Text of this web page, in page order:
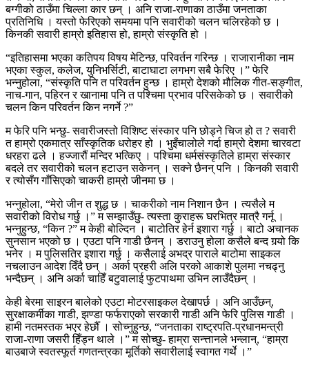
बग्गीको ठाउँमा चिल्ला कार छन् । अनि राजा-राणाका ठाउँमा जनताका
प्रतिनिधि । यस्तो फेरिएको समयमा पनि सवारीको चलन चलिरहेको छ ।
किनकी सवारी हाम्रो इतिहास हो, हाम्रो संस्कृति हो ।
“इतिहासमा भएका कतिपय विषय मेटिन्छ, परिवर्तन गरिन्छ । राजारानीका नाम
भएका स्कुल, कलेज, युनिभर्सिटी, बाटाघाटा लगभग सबै फेरिए ।” फेरि
भन्नुहोला, “संस्कृति पनि त परिवर्तन हुन्छ । हाम्रो देशको मौलिक गीत-सङ्गीत,
नाच-गान, पहिरन र खानामा पनि त पश्चिमा प्रभाव परिसकेको छ । सवारीको
चलन किन परिवर्तन किन नगर्ने ?”
म फेरि पनि भन्छु- सवारीजस्तो विशिष्ट संस्कार पनि छोड्ने चिज हो त ? सवारी
त हाम्रो एकमात्र साँस्कृतिक धरोहर हो । भुइँचालोले गर्दा हाम्रो देशमा चारवटा
धरहरा ढले । हज्जारौं मन्दिर भत्किए । पश्चिमा धर्मसंस्कृतिले हाम्रा संस्कार
बदले तर सवारीको चलन हटाउन सकेनन् । सक्ने छैनन् पनि । किनकी सवारी
र त्योसँग गाँसिएको चाकरी हाम्रो जीनमा छ ।
भन्नुहोला, “मेरो जीन त शुद्ध छ । चाकरीको नाम निशान छैन । त्यसैले म
सवारीको विरोध गर्छु ।” म सम्झाउँछु- त्यस्ता कुराहरू घरभित्र मात्रै गर्नू ।
भन्नुहुन्छ, “किन ?” म केही बोल्दिन । बाटोतिर हेर्न इशारा गर्छु । बाटो अचानक
सुनसान भएको छ । एउटा पनि गाडी छैनन् । डराउनु होला कसैले बन्द गर्‍यो कि
भनेर । म पुलिसतिर इशारा गर्छु । कसैलाई अभद्र पाराले बाटोमा साइकल
नचलाउन आदेश दिँदै छन् । अर्का प्रहरी अलि परको आकाशे पुलमा नचढ्नु
भन्दैछन् । अनि अर्का चाहिँ बटुवालाई फुटपाथमा उभिन लाउँदैछन् ।
केही बेरमा साइरन बालेको एउटा मोटरसाइकल देखापर्छ । अनि आउँछन्,
सुरक्षाकर्मीका गाडी, झण्डा फर्फराएको सरकारी गाडी अनि फेरि पुलिस गाडी ।
हामी नतमस्तक भएर हेर्छौँ । सोच्नुहुन्छ, “जनताका राष्ट्रपति-प्रधानमन्त्री
राजा-राणा जसरी हिँड्न थाले ।” म सोच्छु- हाम्रा सन्त्तानले भन्लान्, “हाम्रा
बाउबाजे स्वतस्फूर्त गणतन्त्रका मूर्तिको सवारीलाई स्वागत गर्थे ।”